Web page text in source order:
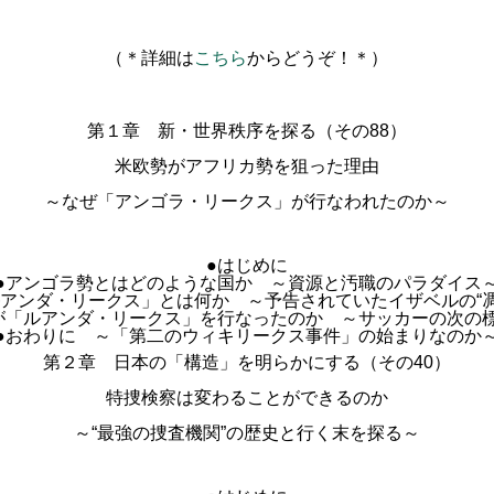
（＊詳細はこちらからどうぞ！＊）
第１章 新・世界秩序を探る（その88）
米欧勢がアフリカ勢を狙った理由
～なぜ「アンゴラ・リークス」が行なわれたのか～
●はじめに
アンゴラ勢とはどのような国か ～資源と汚職のパラダイス
ンダ・リークス」とは何か ～予告されていたイザベルの“
「ルアンダ・リークス」を行なったのか ～サッカーの次の
おわりに ～「第二のウィキリークス事件」の始まりなのか
第２章 日本の「構造」を明らかにする（その40）
特捜検察は変わることができるのか
～“最強の捜査機関”の歴史と行く末を探る～